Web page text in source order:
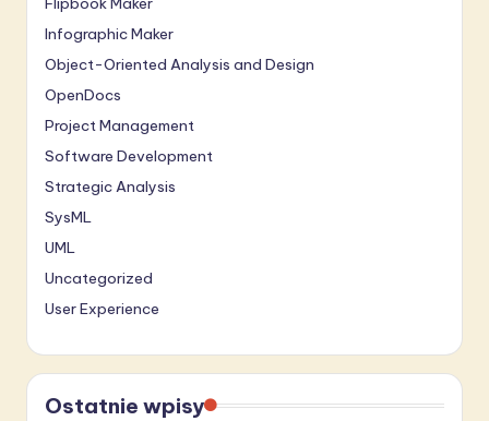
Infographic Maker
Object-Oriented Analysis and Design
OpenDocs
Project Management
Software Development
Strategic Analysis
SysML
UML
Uncategorized
User Experience
Ostatnie wpisy